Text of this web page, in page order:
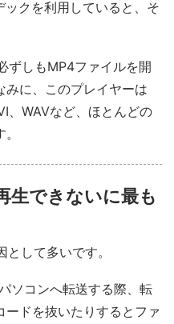
クを利用していると、そ
ずしもMP4ファイルを開
みに、このプレイヤーは
、WAVなど、ほとんどの
生できないに最も
して多いです。
ソコンへ転送する際、転
ドを抜いたりするとファ